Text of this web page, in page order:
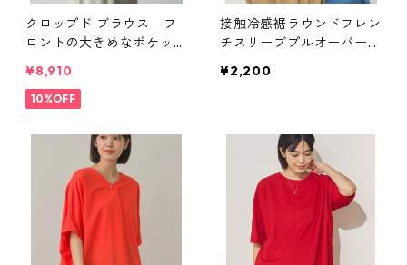
クロップド ブラウス フ
ロントの大きめなポケット
ウス トップス
¥8,910
10%OFF
接触冷感裾ラウンドフレン
チスリーブプルオーバー
¥2,200